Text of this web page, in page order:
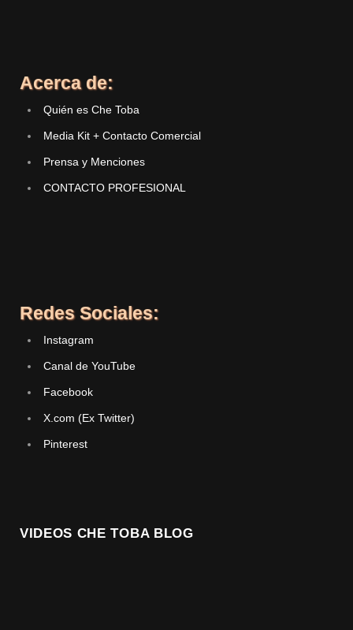
Acerca de:
Quién es Che Toba
Media Kit + Contacto Comercial
Prensa y Menciones
CONTACTO PROFESIONAL
Redes Sociales:
Instagram
Canal de YouTube
Facebook
X.com (Ex Twitter)
Pinterest
VIDEOS CHE TOBA BLOG